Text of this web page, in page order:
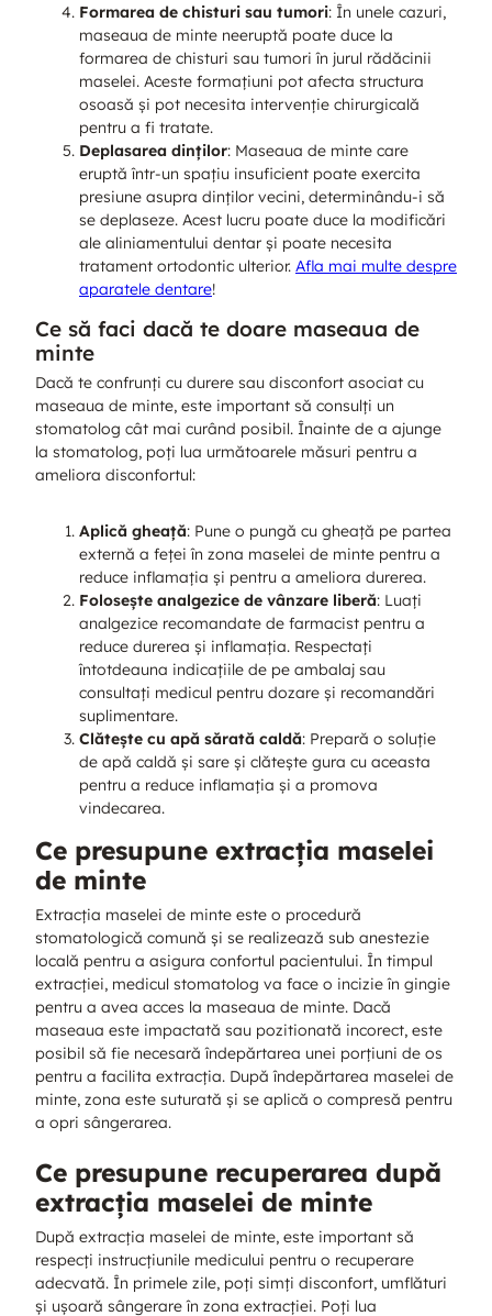
Formarea de chisturi sau tumori: În unele cazuri,
maseaua de minte neeruptă poate duce la
formarea de chisturi sau tumori în jurul rădăcinii
maselei. Aceste formațiuni pot afecta structura
osoasă și pot necesita intervenție chirurgicală
pentru a fi tratate.
Deplasarea dinților: Maseaua de minte care
eruptă într-un spațiu insuficient poate exercita
presiune asupra dinților vecini, determinându-i să
se deplaseze. Acest lucru poate duce la modificări
ale aliniamentului dentar și poate necesita
tratament ortodontic ulterior. Afla mai multe despre
aparatele dentare!
Ce să faci dacă te doare maseaua de
minte
Dacă te confrunți cu durere sau disconfort asociat cu
maseaua de minte, este important să consulți un
stomatolog cât mai curând posibil. Înainte de a ajunge
la stomatolog, poți lua următoarele măsuri pentru a
ameliora disconfortul:
Aplică gheață: Pune o pungă cu gheață pe partea
externă a feței în zona maselei de minte pentru a
reduce inflamația și pentru a ameliora durerea.
Folosește analgezice de vânzare liberă: Luați
analgezice recomandate de farmacist pentru a
reduce durerea și inflamația. Respectați
întotdeauna indicațiile de pe ambalaj sau
consultați medicul pentru dozare și recomandări
suplimentare.
Clătește cu apă sărată caldă: Prepară o soluție
de apă caldă și sare și clătește gura cu aceasta
pentru a reduce inflamația și a promova
vindecarea.
Ce presupune extracția maselei
de minte
Extracția maselei de minte este o procedură
stomatologică comună și se realizează sub anestezie
locală pentru a asigura confortul pacientului. În timpul
extracției, medicul stomatolog va face o incizie în gingie
pentru a avea acces la maseaua de minte. Dacă
maseaua este impactată sau pozitionată incorect, este
posibil să fie necesară îndepărtarea unei porțiuni de os
pentru a facilita extracția. După îndepărtarea maselei de
minte, zona este suturată și se aplică o compresă pentru
a opri sângerarea.
Ce presupune recuperarea după
extracția maselei de minte
După extracția maselei de minte, este important să
respecți instrucțiunile medicului pentru o recuperare
adecvată. În primele zile, poți simți disconfort, umflături
și ușoară sângerare în zona extracției. Poți lua